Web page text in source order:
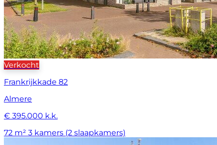
Verkocht
Frankrijkkade 82
Almere
€ 395.000 k.k.
72 m² 3 kamers (2 slaapkamers)